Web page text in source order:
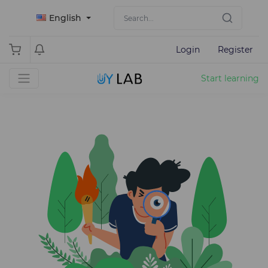
English
Login Register
Start learning